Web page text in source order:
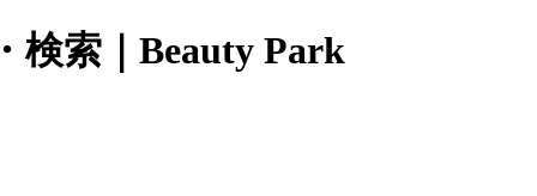
検索｜Beauty Park